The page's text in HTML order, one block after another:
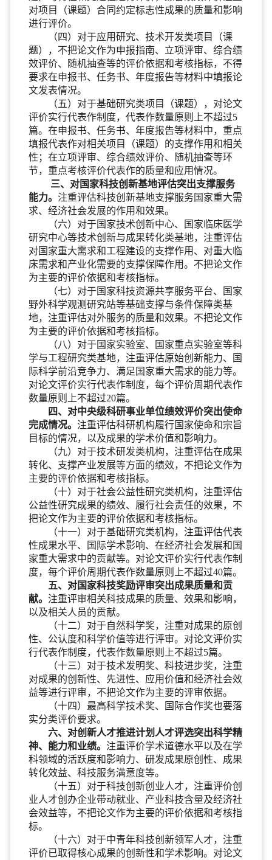
对项目（课题）合同约定标志性成果的质量和影响
进行评价。
（四）对于应用研究、技术开发类项目（课
题），不把论文作为申报指南、立项评审、综合绩
效评价、随机抽查等的评价依据和考核指标，不得
要求在申报书、任务书、年度报告等材料中填报论
文发表情况。
（五）对于基础研究类项目（课题），对论文
评价实行代表作制度，代表作数量原则上不超过5
篇。在申报书、任务书、年度报告等材料中，重点
填报代表作对相关项目（课题）的支撑作用和相关
性；在立项评审、综合绩效评价、随机抽查等环
节，重点考核评价代表作的质量和应用情况。
三、对国家科技创新基地评估突出支撑服务
能力。 注重评估科技创新基地支撑服务国家重大需
求、经济社会发展的作用和效果。
（六）对于国家技术创新中心、国家临床医学
研究中心等技术创新与成果转化类基地，注重评估
对国家重大需求和工程建设的支撑作用、对重大临
床需求和产业化需要的支撑保障作用。不把论文作
为主要的评价依据和考核指标。
（七）对于国家科技资源共享服务平台、国家
野外科学观测研究站等基础支撑与条件保障类基
地，注重评估对外服务的质量和效果。不把论文作
为主要的评价依据和考核指标。
（八）对于国家实验室、国家重点实验室等科
学与工程研究类基地，注重评估原始创新能力、国
际科学前沿竞争力、满足国家重大需求的能力等。
对论文评价实行代表作制度，每个评价周期代表作
数量原则上不超过20篇。
四、对中央级科研事业单位绩效评价突出使命
完成情况。 注重评估科研机构履行国家使命和宗旨
目标的情况，以及成果的学术价值和影响力。
（九）对于技术研发类机构，注重评估在成果
转化、支撑产业发展等方面的绩效，不把论文作为
主要的评价依据和考核指标。
（十）对于社会公益性研究类机构，注重评估
公益性研究成果的绩效、履行社会责任的效果，不
把论文作为主要的评价依据和考核指标。
（十一）对于基础研究类机构，注重评估代表
性成果水平、国际学术影响、在经济社会发展和国
家重大需求中的贡献等。对论文评价实行代表作制
度，每个评价周期代表作数量原则上不超过40篇。
五、对国家科技奖励评审突出成果质量和贡
献。 注重评审相关科技成果的质量、效果和影响，
以及相关人员的贡献。
（十二）对于自然科学奖，注重对成果的原创
性、公认度和科学价值等进行评审。对论文评价实
行代表作制度，代表作数量原则上不超过5篇。
（十三）对于技术发明奖、科技进步奖，注重
对成果的创新性、先进性、应用价值和经济社会效
益等进行评审，不把论文作为主要的评审依据。
（十四）最高科学技术奖、国际合作奖也要落
实分类评价要求。
六、对创新人才推进计划人才评选突出科学精
神、能力和业绩。 注重评价学术道德水平以及在学
科领域的活跃度和影响力、研发成果原创性、成果
转化效益、科技服务满意度等。
（十五）对于科技创新创业人才，注重评价创
业人才创办企业带动就业、产业科技含量及经济社
会效益等，不把论文作为主要的评价依据和考核指
标。
（十六）对于中青年科技创新领军人才，注重
评价已取得核心成果的创新性和学术影响。对论文